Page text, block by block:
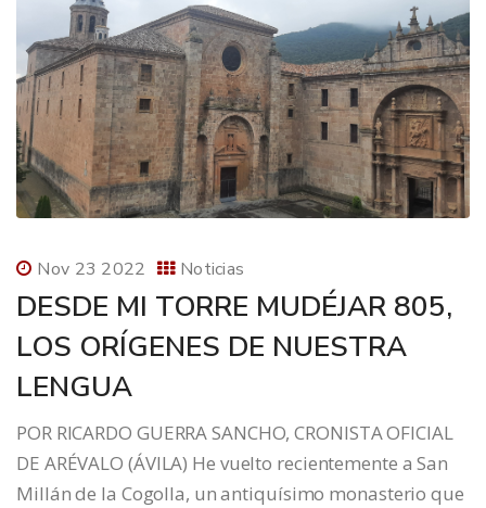
Nov 23 2022 Noticias
DESDE MI TORRE MUDÉJAR 805,
LOS ORÍGENES DE NUESTRA
LENGUA
POR RICARDO GUERRA SANCHO, CRONISTA OFICIAL
DE ARÉVALO (ÁVILA) He vuelto recientemente a San
Millán de la Cogolla, un antiquísimo monasterio que